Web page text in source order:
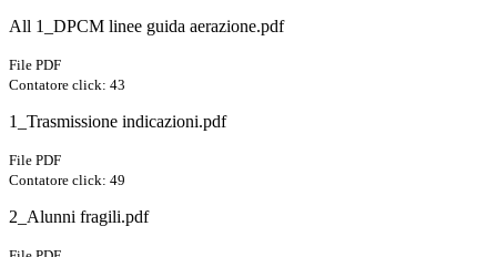
All 1_DPCM linee guida aerazione.pdf
File PDF
Contatore click: 43
1_Trasmissione indicazioni.pdf
File PDF
Contatore click: 49
2_Alunni fragili.pdf